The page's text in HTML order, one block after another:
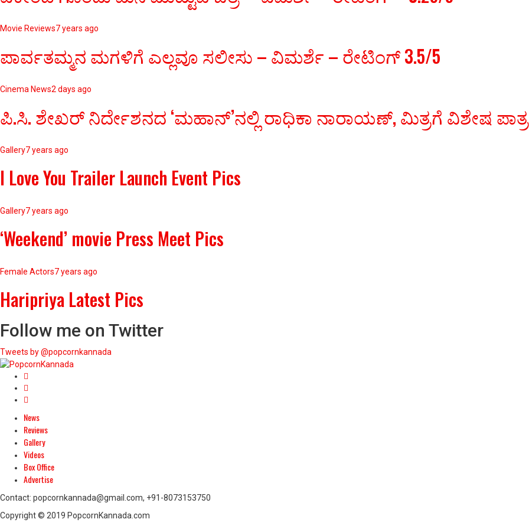
Movie Reviews7 years ago
ಪಾರ್ವತಮ್ಮನ ಮಗಳಿಗೆ ಎಲ್ಲವೂ ಸಲೀಸು – ವಿಮರ್ಶೆ – ರೇಟಿಂಗ್ 3.5/5
Cinema News2 days ago
ಪಿ.ಸಿ. ಶೇಖರ್ ನಿರ್ದೇಶನದ ‘ಮಹಾನ್’ನಲ್ಲಿ ರಾಧಿಕಾ ನಾರಾಯಣ್, ಮಿತ್ರಗೆ ವಿಶೇಷ
Gallery7 years ago
I Love You Trailer Launch Event Pics
Gallery7 years ago
‘Weekend’ movie Press Meet Pics
Female Actors7 years ago
Haripriya Latest Pics
Follow me on Twitter
Tweets by @popcornkannada
News
Reviews
Gallery
Videos
Box Office
Advertise
Contact: popcornkannada@gmail.com, +91-8073153750
Copyright © 2019 PopcornKannada.com